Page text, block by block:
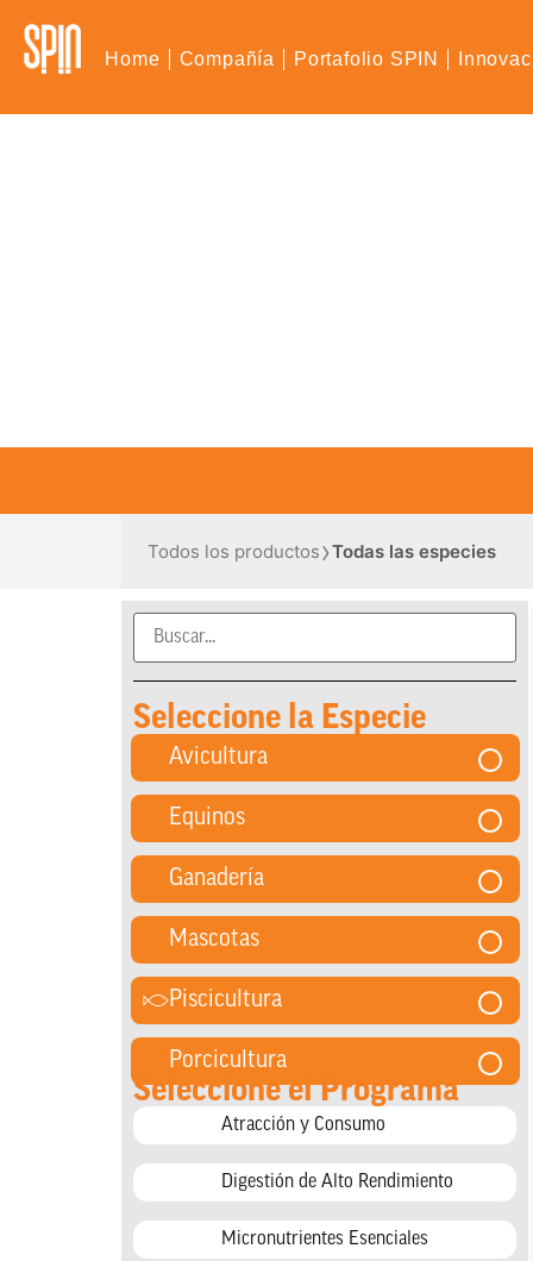
Home Compañía Portafolio SPIN
Todos los productos›Todas las especies
Seleccione la Especie
Avicultura
Equinos
Ganadería
Mascotas
Piscicultura
Porcicultura
Seleccione el Programa
Atracción y Consumo
Digestión de Alto Rendimiento
Micronutrientes Esenciales